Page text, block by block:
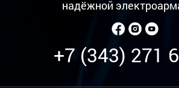
надёжной
+7 (343) 271